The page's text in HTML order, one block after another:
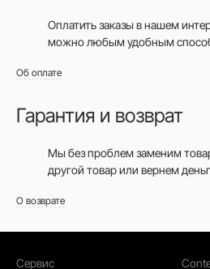
Оплатить заказы в нашем
можно любым удобным
Об оплате
Гарантия и возврат
Мы без проблем заменим
другой товар или вернем
О возврате
Сервис